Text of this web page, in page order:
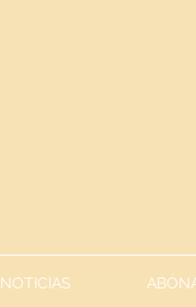
NOTICIAS